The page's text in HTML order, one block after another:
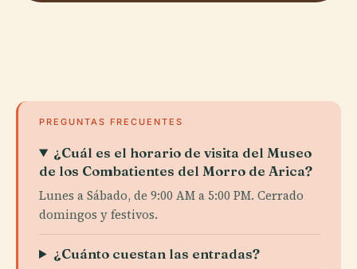
PREGUNTAS FRECUENTES
¿Cuál es el horario de visita del Museo
de los Combatientes del Morro de Arica?
Lunes a Sábado, de 9:00 AM a 5:00 PM. Cerrado
domingos y festivos.
¿Cuánto cuestan las entradas?